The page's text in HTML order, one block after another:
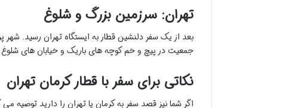
تهران: سرزمین بزرگ و شلوغ
بعد از یک سفر دلنشین قطار به ایستگاه تهران رسید.
جمعیت در پیچ و خم کوچه های باریک و خیابان های
نکاتی برای سفر با قطار کرمان تهران
اگر شما نیز قصد سفر به کرمان یا تهران را دارید توصیه